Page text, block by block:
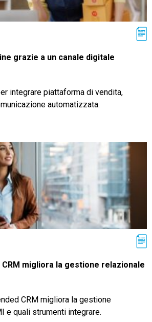
grazie a un canale digitale
integrare piattaforma di vendita,
automatizzata.
CRM migliora la gestione relazionale
CRM migliora la gestione
e quali strumenti integrare.